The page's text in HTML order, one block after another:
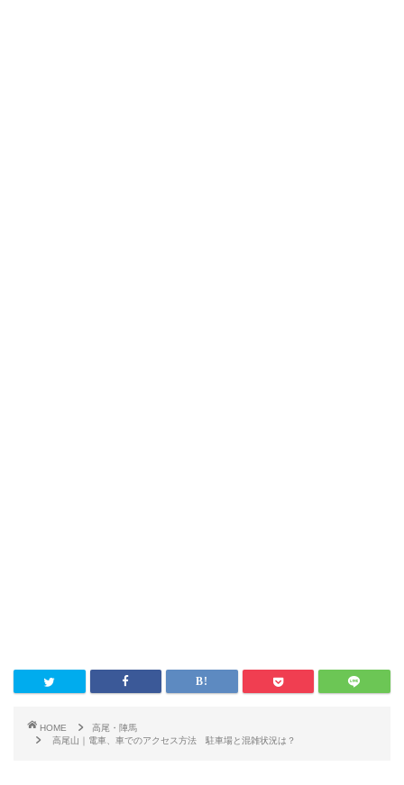
HOME
高尾・陣馬
高尾山｜電車、車でのアクセス方法 駐車場と混雑状況は？